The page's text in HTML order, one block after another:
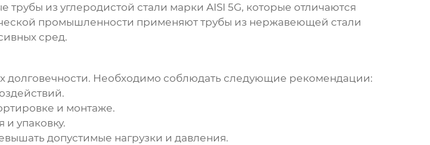
трубы из углеродистой стали марки AISI 5G, которые отличаются
промышленности применяют трубы из нержавеющей стали
сред.
долговечности. Необходимо соблюдать следующие рекомендации:
и монтаже.
упаковку.
допустимые нагрузки и давления.